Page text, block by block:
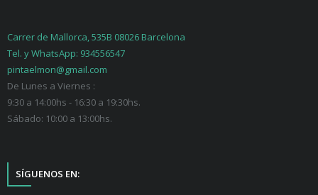
Carrer de Mallorca, 535B 08026 Barcelona
Tel. y WhatsApp: 934556547
pintaelmon@gmail.com
De Lunes a Viernes :
9:30 a 14:00hs - 16:30 a 19:30hs.
Sábado: 10:00 a 13:00hs.
SÍGUENOS EN: